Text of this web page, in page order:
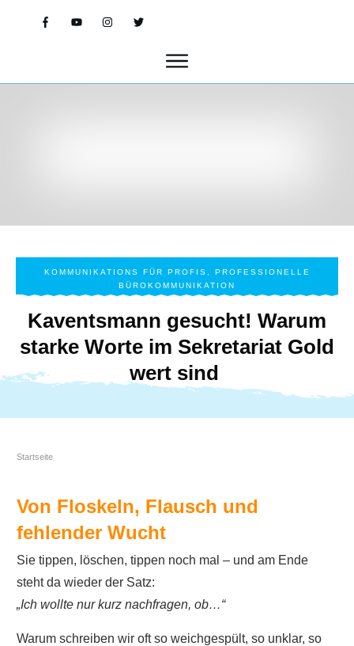
KOMMUNIKATIONS FÜR PROFIS
PROFESSIONELLE
BÜROKOMMUNIKATION
Kaventsmann gesucht! Warum
starke Worte im Sekretariat Gold
wert sind
Startseite
Von Floskeln, Flausch und
fehlender Wucht
Sie tippen, löschen, tippen noch mal – und am Ende
steht da wieder der Satz:
„Ich wollte nur kurz nachfragen, ob…“
Warum schreiben wir oft so weichgespült, so unklar, so